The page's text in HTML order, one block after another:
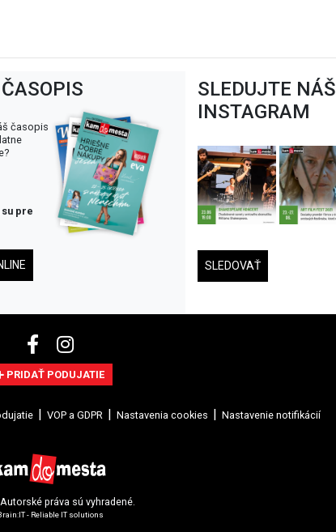
časopis
su pre
SLEDUJTE NÁŠ
INSTAGRAM
SLEDOVAŤ
PRIDAŤ PODUJATIE
VOP a GDPR Nastavenia cookies Nastavenie notifikácií
práva sú vyhradené.
- Reliable IT solutions